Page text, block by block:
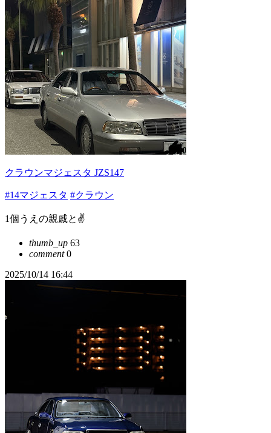
クラウンマジェスタ JZS147
#14マジェスタ #クラウン
1個うえの親戚と✌️
thumb_up 63
comment0
2025/10/14 16:44